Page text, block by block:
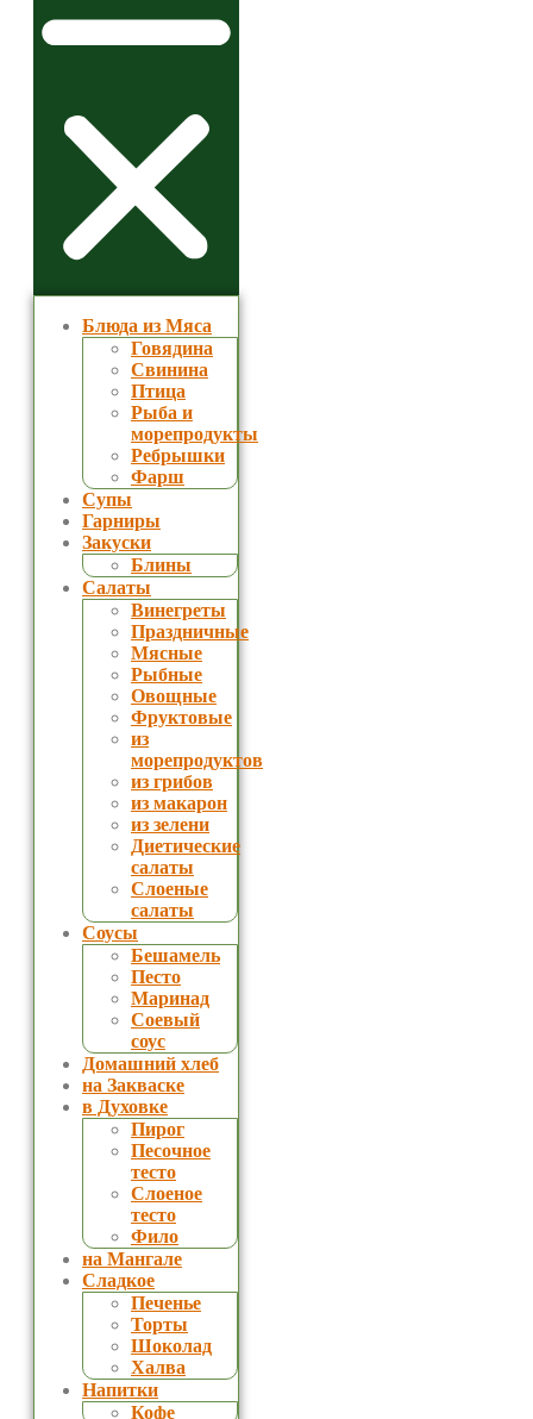
Блюда из Мяса
Говядина
Свинина
Птица
Рыба и
морепродукты
Ребрышки
Фарш
Супы
Гарниры
Закуски
Блины
Салаты
Винегреты
Праздничные
Мясные
Рыбные
Овощные
Фруктовые
из
морепродуктов
из грибов
из макарон
из зелени
Диетические
салаты
Слоеные
салаты
Соусы
Бешамель
Песто
Маринад
Соевый
соус
Домашний хлеб
на Закваске
в Духовке
Пирог
Песочное
тесто
Слоеное
тесто
Фило
на Мангале
Сладкое
Печенье
Торты
Шоколад
Халва
Напитки
Кофе